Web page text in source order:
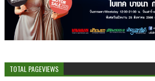
TOTAL PAGEVIEWS